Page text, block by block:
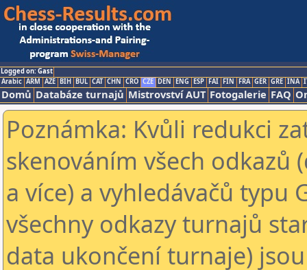
Logged on: Gast
Arabic ARM AZE BIH BUL CAT CHN CRO CZE DEN ENG ESP FAI FIN FRA GER GRE INA
Domů Databáze turnajů Mistrovství AUT Fotogalerie FAQ
Poznámka: Kvůli redukci
skenováním všech odkazů
a více) a vyhledávačů typu
všechny odkazy turnajů
data ukončení turnaje)